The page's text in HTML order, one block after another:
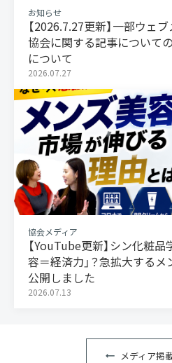
お知らせ
【2026.7.27更新】一部ウェ
協会に関する記事について
について
2026.07.27
協会メディア
【YouTube更新】シン化粧品
容＝経済力」？急拡大するメ
公開しました
2026.07.13
メディア掲